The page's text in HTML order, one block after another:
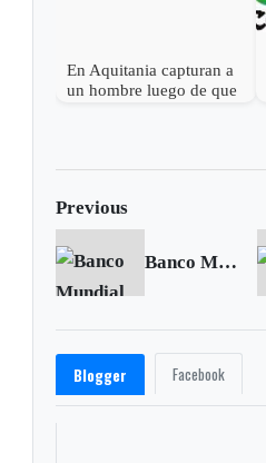
En Aquitania capturan a
un hombre luego de que
Previous
Banco Mundial advierte alta vulnerabilidad de América Latina a desastres naturales
Blogger Facebook